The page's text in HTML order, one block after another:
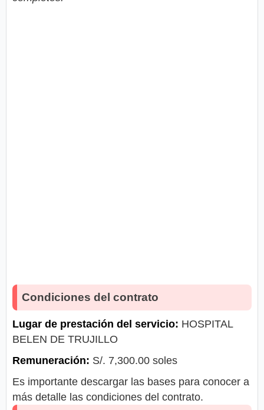
Condiciones del contrato
Lugar de prestación del servicio: HOSPITAL
BELEN DE TRUJILLO
Remuneración: S/. 7,300.00 soles
Es importante descargar las bases para conocer a
más detalle las condiciones del contrato.